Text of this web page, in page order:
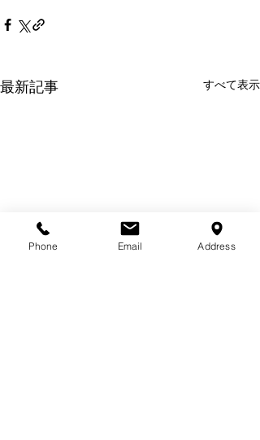
最新記事 すべて表示
Phone Email Address